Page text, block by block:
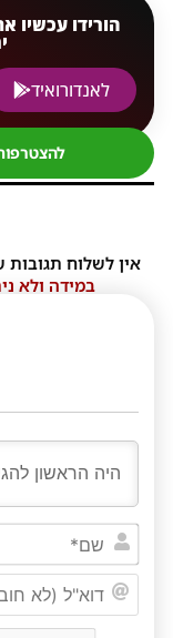
הורידו עכשיו
לאנדורואיד
אין לשלוח תגובות
במידה ולא